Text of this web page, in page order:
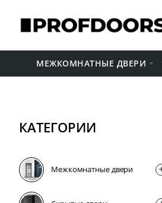
МЕЖКОМНАТНЫЕ ДВЕРИ
КАТЕГОРИИ
Межкомнатные двери